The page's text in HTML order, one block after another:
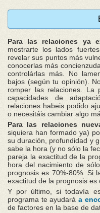
Para las relaciones ya
mostrarte los lados
revelar sus puntos más
conocerlas más
controlárlas más. No
bajos (según tu opinión).
romper las relaciones. La
capacidades de
relaciones habeis podido
o necesitáis cambiar algo
Para las relaciones
siquiera han formado ya)
su duración, profundidad y
sabe la hora (y no sólo la
pareja la exactitud de la
hora del nacimiento de
prognosis es 70%-80%. Si
exactitud de la prognosis es
Y por último, si todavía
programa te ayudará a
de factores en la base de